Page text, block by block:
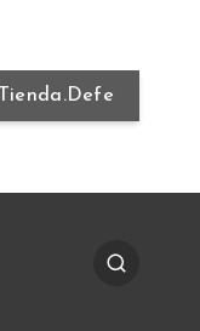
Tienda.Defe